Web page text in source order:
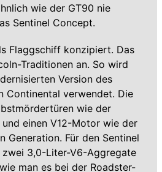
wie der GT90 nie
Sentinel Concept.
Flaggschiff konzipiert. Das
Traditionen an. So wird
Version des
Continental verwendet. Die
wie der
einen V12-Motor wie der
Generation. Für den Sentinel
3,0-Liter-V6-Aggregate
man es bei der Roadster-